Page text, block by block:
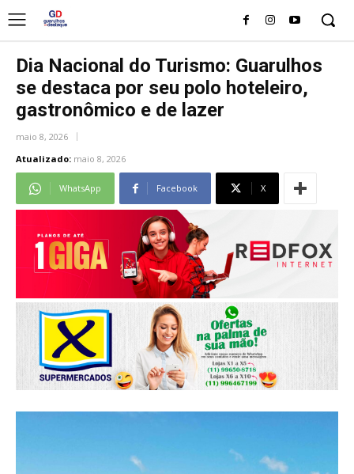
Dia Nacional do Turismo: Guarulhos
se destaca por seu polo hoteleiro,
gastronômico e de lazer
maio 8, 2026
Atualizado: maio 8, 2026
WhatsApp Facebook X